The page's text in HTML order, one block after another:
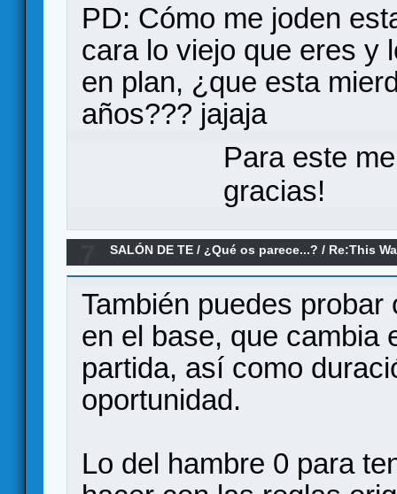
PD: Cómo me joden
cara lo viejo que eres y
en plan, ¿que esta
años??? jajaja
Para este
gracias!
SALÓN DE TE / ¿Qué os parece...? / Re:This
También puedes
en el base, que cambia
partida, así como
oportunidad.
Lo del hambre 0 para